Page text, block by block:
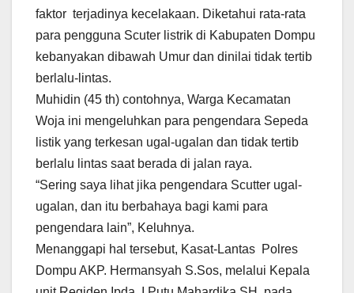
faktor terjadinya kecelakaan. Diketahui rata-rata
para pengguna Scuter listrik di Kabupaten Dompu
kebanyakan dibawah Umur dan dinilai tidak tertib
berlalu-lintas.
Muhidin (45 th) contohnya, Warga Kecamatan
Woja ini mengeluhkan para pengendara Sepeda
listik yang terkesan ugal-ugalan dan tidak tertib
berlalu lintas saat berada di jalan raya.
“Sering saya lihat jika pengendara Scutter ugal-
ugalan, dan itu berbahaya bagi kami para
pengendara lain”, Keluhnya.
Menanggapi hal tersebut, Kasat-Lantas Polres
Dompu AKP. Hermansyah S.Sos, melalui Kepala